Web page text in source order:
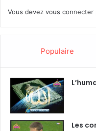
Vous devez vous connecter
Populaire
Les